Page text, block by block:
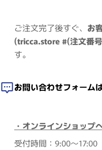
ご注文完了後すぐ、 お
(tricca.store #(注文番
す。
お問い合わせフォーム
・オンラインショップ
受付時間：9:00～17:00